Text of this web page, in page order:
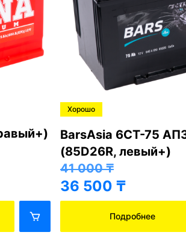
Хорошо
BarsAsia 6СТ-75
(85D26R, левый+)
41 000₸
36 500 ₸
Подробнее